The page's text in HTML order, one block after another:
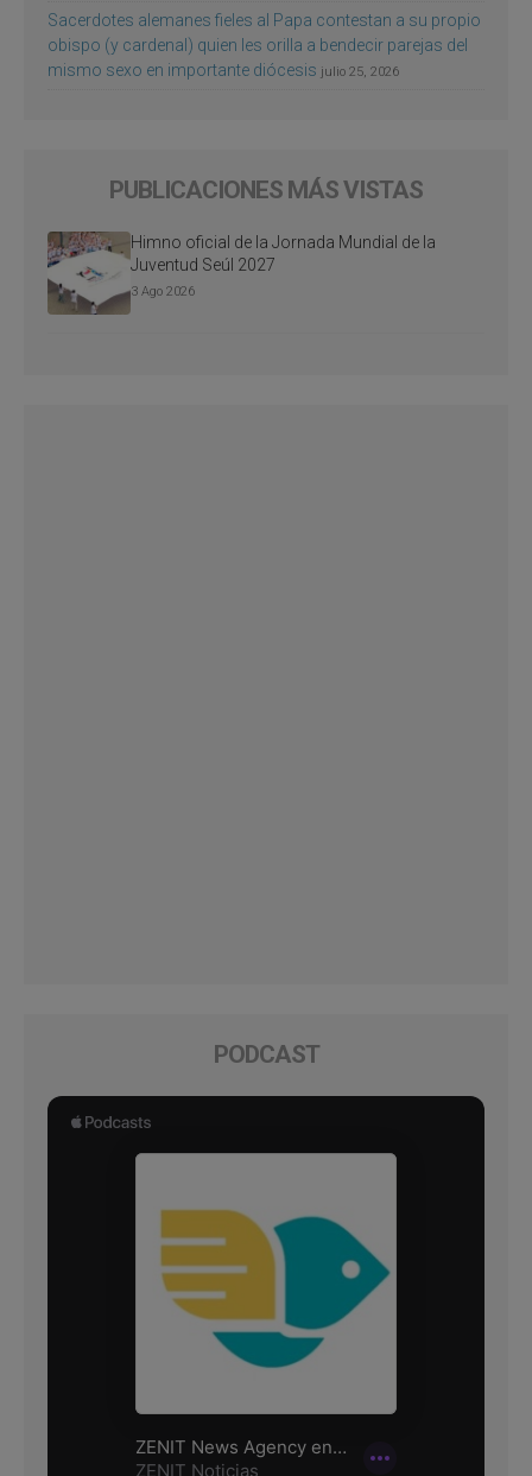
Sacerdotes alemanes fieles al Papa contestan a su propio
obispo (y cardenal) quien les orilla a bendecir parejas del
mismo sexo en importante diócesis julio 25, 2026
PUBLICACIONES MÁS VISTAS
Himno oficial de la Jornada Mundial de la
Juventud Seúl 2027
3 Ago 2026
PODCAST